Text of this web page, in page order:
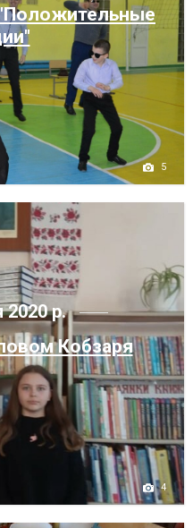
5
2020 р.
Кобзаря
4